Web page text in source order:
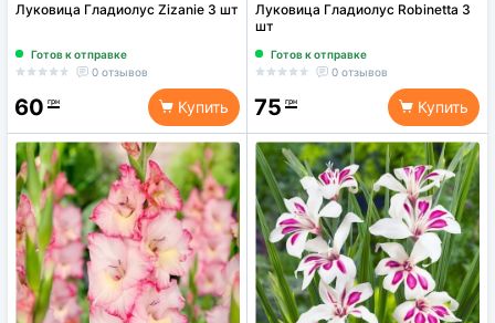
Луковица Гладиолус Zizanie 3 шт
Готов к отправке
0 отзывов
60 грн Купить
Луковица Гладиолус Robinetta 3
шт
Готов к отправке
0 отзывов
75 грн Купить